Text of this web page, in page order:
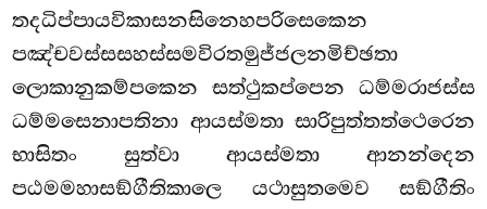
තදධිප්පායවිකාසනසිනෙහපරිසෙකෙන
පඤ්චවස්සසහස්සමවිරතමුජ්ජලනමිච්ඡතා
ලොකානුකම්පකෙන සත්ථුකප්පෙන ධම්මරාජස්ස
ධම්මසෙනාපතිනා ආයස්මතා සාරිපුත්තත්ථෙරෙන
භාසිතං සුත්වා ආයස්මතා ආනන්දෙන
පඨමමහාසඞ්ගීතිකාලෙ යථාසුතමෙව සඞ්ගීතිං